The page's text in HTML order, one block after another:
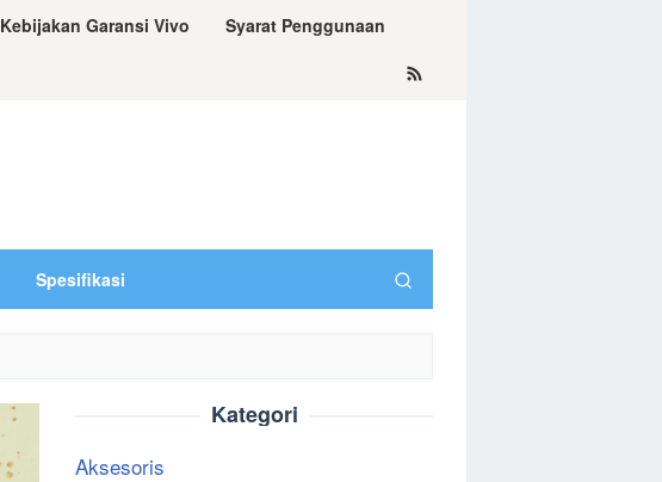
Kebijakan Garansi Vivo Syarat Penggunaan
Spesifikasi
Kategori
Aksesoris